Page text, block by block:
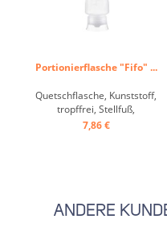
Portionierflasche "Fifo" ...
Quetschflasche, Kunststoff,
tropffrei, Stellfuß,
Schnellausgabe ...
7,86 €
ANDERE